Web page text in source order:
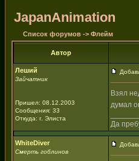
JapanAnimation
Список форумов -> Флейм
Автор
Леший
Зайчатник
Пришел: 08.12.2003
Сообщения: 33
Откуда: г. Элиста
Взял
думал
Да
WhiteDiver
Смерть гоблинов